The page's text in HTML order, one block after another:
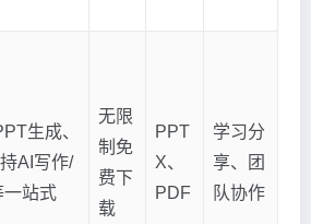
生成、
AI写作/
一站式
无限
制免
费下
载
PPT
X、
PDF
学习分
享、团
队协作